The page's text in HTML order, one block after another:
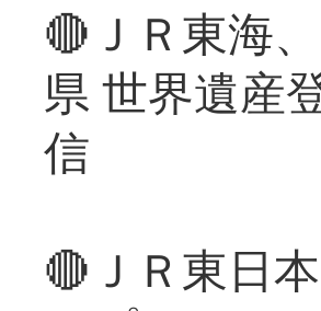
🔴ＪＲ東海
県 世界遺産
信
🔴ＪＲ東日